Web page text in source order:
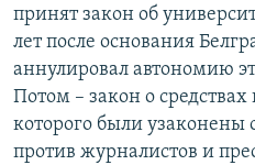
принят закон об
лет после основания
аннулировал автономию
Потом – закон о
которого были узаконены
против журналистов и